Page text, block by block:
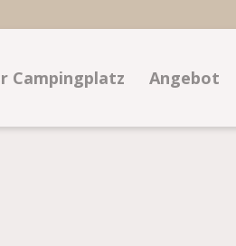
Campingplatz Angebot
Stellplätze